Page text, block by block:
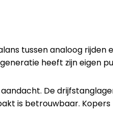
tussen analoog rijden
heeft zijn eigen
De
is betrouwbaar.